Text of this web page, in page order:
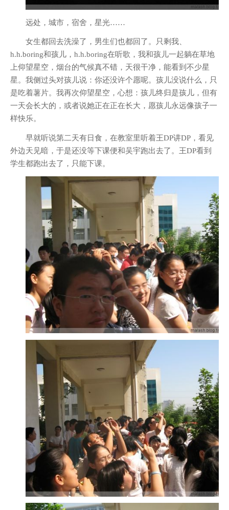
远处，城市，宿舍，星光……
女生都回去洗澡了，男生们也都回了。只剩我、
h.h.boring和孩儿，h.h.boring在听歌，我和孩儿一起躺在草地
上仰望星空，烟台的气候真不错，天很干净，能看到不少星
星。我侧过头对孩儿说：你还没许个愿呢。孩儿没说什么，只
是吃着薯片。我再次仰望星空，心想：孩儿终归是孩儿，但有
一天会长大的，或者说她正在正在长大，愿孩儿永远像孩子一
样快乐。
早就听说第二天有日食，在教室里听着王DP讲DP，看见
外边天见暗，于是还没等下课便和吴宇跑出去了。王DP看到
学生都跑出去了，只能下课。